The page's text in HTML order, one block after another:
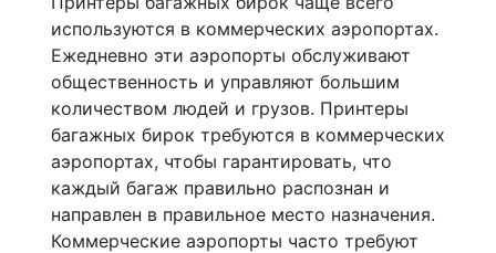
используются в коммерческих аэропортах.
Ежедневно эти аэропорты обслуживают
общественность и управляют большим
количеством людей и грузов. Принтеры
багажных бирок требуются в коммерческих
аэропортах, чтобы гарантировать, что
каждый багаж правильно распознан и
направлен в правильное место назначения.
Коммерческие аэропорты часто требуют